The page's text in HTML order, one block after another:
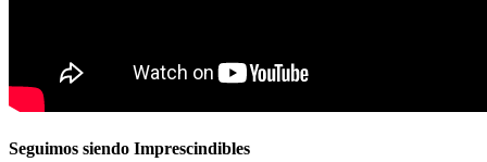
Seguimos siendo Imprescindibles